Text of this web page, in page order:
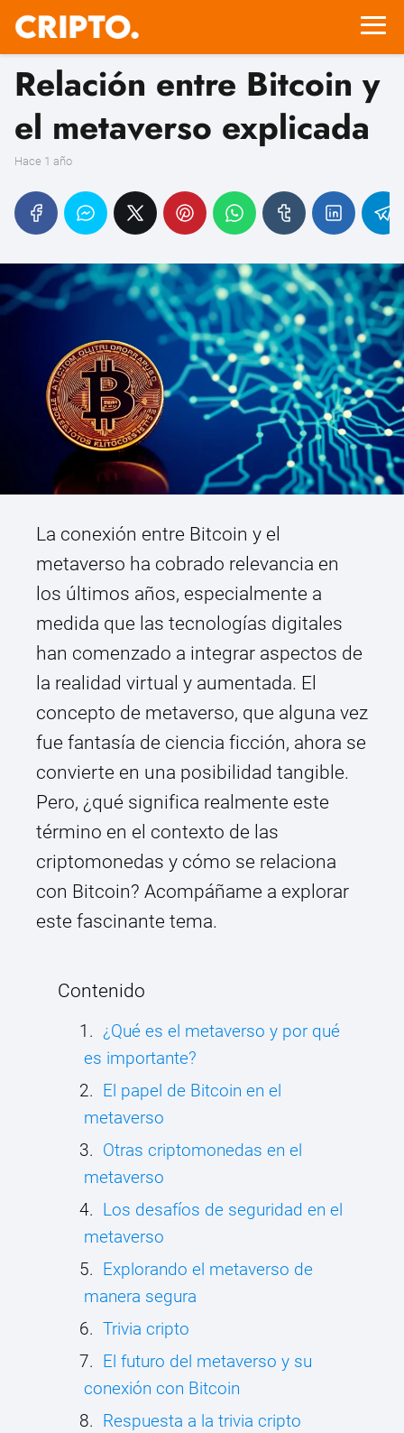
Relación entre Bitcoin y
el metaverso explicada
hace 1 año
La conexión entre Bitcoin y el
metaverso ha cobrado relevancia en
los últimos años, especialmente a
medida que las tecnologías digitales
han comenzado a integrar aspectos de
la realidad virtual y aumentada. El
concepto de metaverso, que alguna vez
fue fantasía de ciencia ficción, ahora se
convierte en una posibilidad tangible.
Pero, ¿qué significa realmente este
término en el contexto de las
criptomonedas y cómo se relaciona
con Bitcoin? Acompáñame a explorar
este fascinante tema.
Contenido
¿Qué es el metaverso y por qué
es importante?
El papel de Bitcoin en el
metaverso
Otras criptomonedas en el
metaverso
Los desafíos de seguridad en el
metaverso
Explorando el metaverso de
manera segura
Trivia cripto
El futuro del metaverso y su
conexión con Bitcoin
Respuesta a la trivia cripto